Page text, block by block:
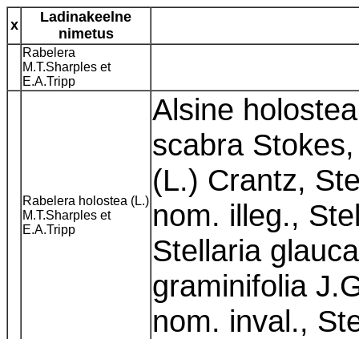
x
Ladinakeelne
nimetus
Rabelera
M.T.Sharples et
E.A.Tripp
Rabelera holostea (L.)
M.T.Sharples et
E.A.Tripp
Alsine
scabra
(L.) Crantz,
nom. illeg.,
Stellaria
graminifolia
nom. inval.,